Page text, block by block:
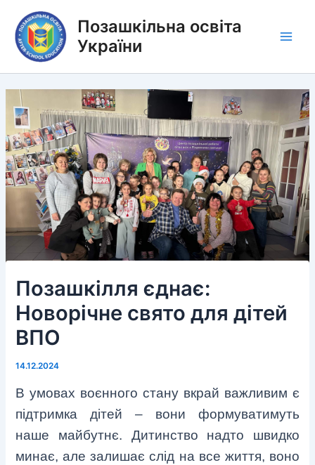
вмісту
Позашкільна освіта
України
Позашкілля єднає:
Новорічне свято для дітей
ВПО
14.12.2024
В умовах воєнного стану вкрай важливим є
підтримка дітей – вони формуватимуть
наше майбутнє. Дитинство надто швидко
минає, але залишає слід на все життя, воно